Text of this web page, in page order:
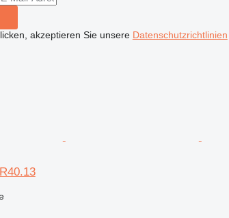
akzeptieren Sie unsere Datenschutzrichtlinien